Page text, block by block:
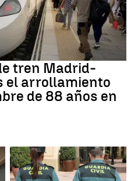
tren Madrid-
el arrollamiento
de 88 años en